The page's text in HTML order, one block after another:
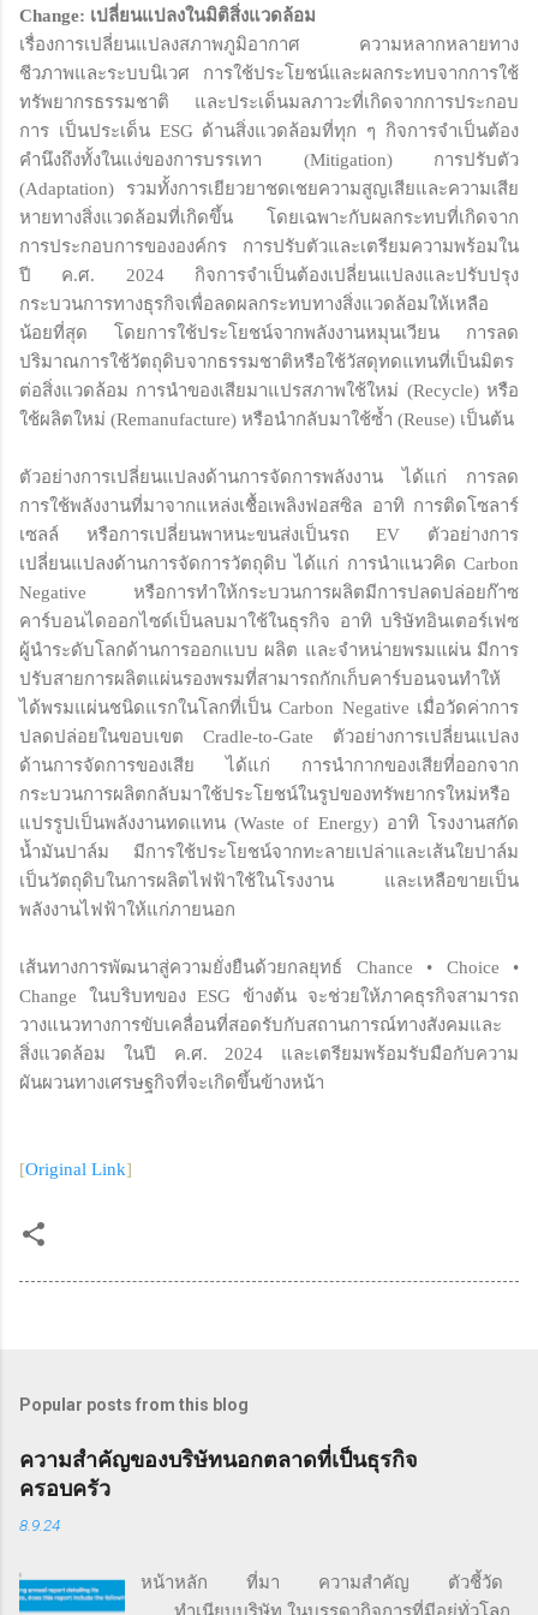
Change: เปลี่ยนแปลงในมิติสิ่งแวดล้อม
เรื่องการเปลี่ยนแปลงสภาพภูมิอากาศ ความหลากหลายทาง
ชีวภาพและระบบนิเวศ การใช้ประโยชน์และผลกระทบจากการใช้
ทรัพยากรธรรมชาติ และประเด็นมลภาวะที่เกิดจากการประกอบ
การ เป็นประเด็น ESG ด้านสิ่งแวดล้อมที่ทุก ๆ กิจการจำเป็นต้อง
คำนึงถึงทั้งในแง่ของการบรรเทา (Mitigation) การปรับตัว
(Adaptation) รวมทั้งการเยียวยาชดเชยความสูญเสียและความเสีย
หายทางสิ่งแวดล้อมที่เกิดขึ้น โดยเฉพาะกับผลกระทบที่เกิดจาก
การประกอบการขององค์กร การปรับตัวและเตรียมความพร้อมใน
ปี ค.ศ. 2024 กิจการจำเป็นต้องเปลี่ยนแปลงและปรับปรุง
กระบวนการทางธุรกิจเพื่อลดผลกระทบทางสิ่งแวดล้อมให้เหลือ
น้อยที่สุด โดยการใช้ประโยชน์จากพลังงานหมุนเวียน การลด
ปริมาณการใช้วัตถุดิบจากธรรมชาติหรือใช้วัสดุทดแทนที่เป็นมิตร
ต่อสิ่งแวดล้อม การนำของเสียมาแปรสภาพใช้ใหม่ (Recycle) หรือ
ใช้ผลิตใหม่ (Remanufacture) หรือนำกลับมาใช้ซ้ำ (Reuse) เป็นต้น
ตัวอย่างการเปลี่ยนแปลงด้านการจัดการพลังงาน ได้แก่ การลด
การใช้พลังงานที่มาจากแหล่งเชื้อเพลิงฟอสซิล อาทิ การติดโซลาร์
เซลล์ หรือการเปลี่ยนพาหนะขนส่งเป็นรถ EV ตัวอย่างการ
เปลี่ยนแปลงด้านการจัดการวัตถุดิบ ได้แก่ การนำแนวคิด Carbon
Negative หรือการทำให้กระบวนการผลิตมีการปลดปล่อยก๊าซ
คาร์บอนไดออกไซด์เป็นลบมาใช้ในธุรกิจ อาทิ บริษัทอินเตอร์เฟซ
ผู้นำระดับโลกด้านการออกแบบ ผลิต และจำหน่ายพรมแผ่น มีการ
ปรับสายการผลิตแผ่นรองพรมที่สามารถกักเก็บคาร์บอนจนทำให้
ได้พรมแผ่นชนิดแรกในโลกที่เป็น Carbon Negative เมื่อวัดค่าการ
ปลดปล่อยในขอบเขต Cradle-to-Gate ตัวอย่างการเปลี่ยนแปลง
ด้านการจัดการของเสีย ได้แก่ การนำกากของเสียที่ออกจาก
กระบวนการผลิตกลับมาใช้ประโยชน์ในรูปของทรัพยากรใหม่หรือ
แปรรูปเป็นพลังงานทดแทน (Waste of Energy) อาทิ โรงงานสกัด
น้ำมันปาล์ม มีการใช้ประโยชน์จากทะลายเปล่าและเส้นใยปาล์ม
เป็นวัตถุดิบในการผลิตไฟฟ้าใช้ในโรงงาน และเหลือขายเป็น
พลังงานไฟฟ้าให้แก่ภายนอก
เส้นทางการพัฒนาสู่ความยั่งยืนด้วยกลยุทธ์ Chance • Choice •
Change ในบริบทของ ESG ข้างต้น จะช่วยให้ภาคธุรกิจสามารถ
วางแนวทางการขับเคลื่อนที่สอดรับกับสถานการณ์ทางสังคมและ
สิ่งแวดล้อม ในปี ค.ศ. 2024 และเตรียมพร้อมรับมือกับความ
ผันผวนทางเศรษฐกิจที่จะเกิดขึ้นข้างหน้า
[Original Link]
Popular posts from this blog
ความสำคัญของบริษัทนอกตลาดที่เป็นธุรกิจ
ครอบครัว
8.9.24
หน้าหลัก ที่มา ความสำคัญ ตัวชี้วัด